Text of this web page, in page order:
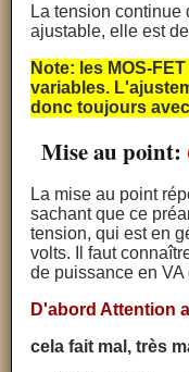
La tension
ajustable, elle est
Note: les MOS-
variables.
donc toujours
Mise au point:
La mise au point
sachant que ce
tension, qui est en
volts. Il faut
de puissance en
D'abord Attention
cela fait mal, très